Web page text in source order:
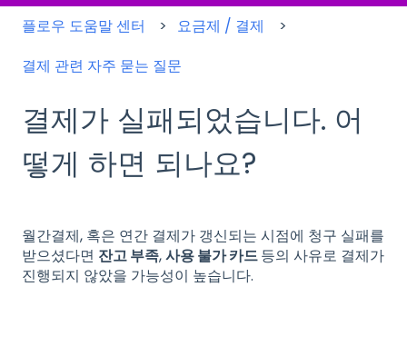
플로우 도움말 센터
요금제 / 결제
결제 관련 자주 묻는 질문
결제가 실패되었습니다. 어
떻게 하면 되나요?
월간결제, 혹은 연간 결제가 갱신되는 시점에 청구 실패를
받으셨다면 잔고 부족,사용 불가 카드등의 사유로 결제가
진행되지 않았을 가능성이 높습니다.